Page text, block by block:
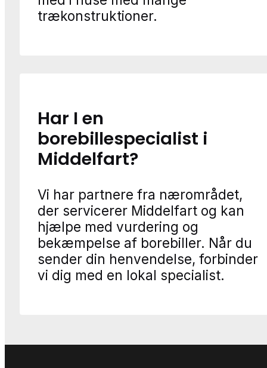
trækonstruktioner.
Har I en
borebillespecialist i
Middelfart?
Vi har partnere fra nærområdet,
der servicerer Middelfart og kan
hjælpe med vurdering og
bekæmpelse af borebiller. Når du
sender din henvendelse, forbinder
vi dig med en lokal specialist.